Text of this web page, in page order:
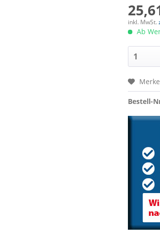
inkl. MwSt.
Ab
Bestell-